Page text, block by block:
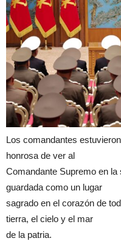
Los comandantes
honrosa de ver al
Comandante Supremo en
guardada como un lugar
sagrado en el corazón de
tierra, el cielo y el mar
de la patria.